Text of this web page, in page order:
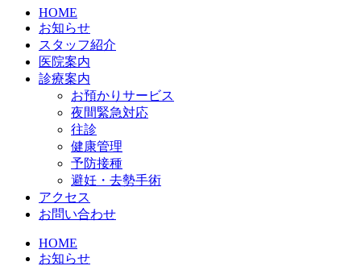
HOME
お知らせ
スタッフ紹介
医院案内
診療案内
お預かりサービス
夜間緊急対応
往診
健康管理
予防接種
避妊・去勢手術
アクセス
お問い合わせ
HOME
お知らせ